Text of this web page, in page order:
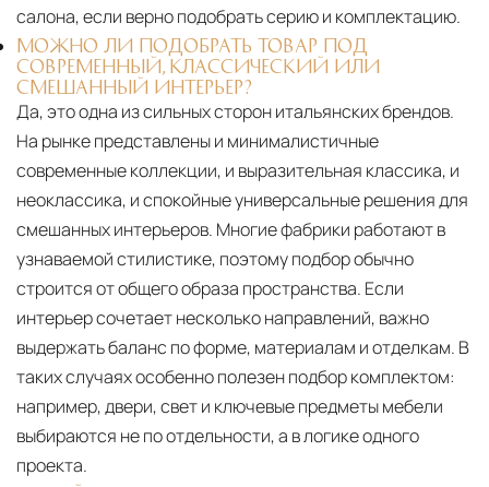
салона, если верно подобрать серию и комплектацию.
МОЖНО ЛИ ПОДОБРАТЬ ТОВАР ПОД
СОВРЕМЕННЫЙ, КЛАССИЧЕСКИЙ ИЛИ
СМЕШАННЫЙ ИНТЕРЬЕР?
Да, это одна из сильных сторон итальянских брендов.
На рынке представлены и минималистичные
современные коллекции, и выразительная классика, и
неоклассика, и спокойные универсальные решения для
смешанных интерьеров. Многие фабрики работают в
узнаваемой стилистике, поэтому подбор обычно
строится от общего образа пространства. Если
интерьер сочетает несколько направлений, важно
выдержать баланс по форме, материалам и отделкам. В
таких случаях особенно полезен подбор комплектом:
например, двери, свет и ключевые предметы мебели
выбираются не по отдельности, а в логике одного
проекта.